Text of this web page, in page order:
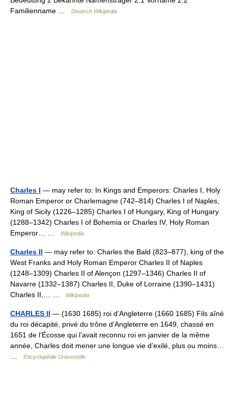
Familienname …
Deutsch Wikipedia
Charles I — may refer to: In Kings and Emperors: Charles I, Holy
Roman Emperor or Charlemagne (742–814) Charles I of Naples,
King of Sicily (1226–1285) Charles I of Hungary, King of Hungary
(1288–1342) Charles I of Bohemia or Charles IV, Holy Roman
Emperor… …
Wikipedia
Charles II — may refer to: Charles the Bald (823–877), king of the
West Franks and Holy Roman Emperor Charles II of Naples
(1248–1309) Charles II of Alençon (1297–1346) Charles II of
Navarre (1332–1387) Charles II, Duke of Lorraine (1390–1431)
Charles II,… …
Wikipedia
CHARLES II — (1630 1685) roi d’Angleterre (1660 1685) Fils aîné
du roi décapité, privé du trône d’Angleterre en 1649, chassé en
1651 de l’Écosse qui l’avait reconnu roi en janvier de la même
année, Charles doit mener une longue vie d’exilé, plus ou moins…
Encyclopédie Universelle